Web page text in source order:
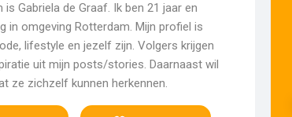
is Gabriela de Graaf. Ik ben 21 jaar en
in omgeving Rotterdam. Mijn profiel is
lifestyle en jezelf zijn. Volgers krijgen
uit mijn posts/stories. Daarnaast wil
ze zichzelf kunnen herkennen.